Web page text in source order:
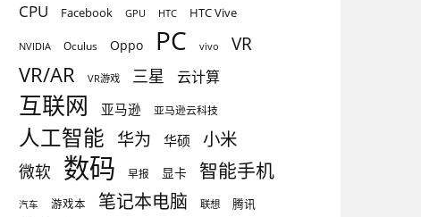
CPU Facebook GPU HTC HTC Vive
NVIDIA Oculus Oppo PC vivo VR
VR/AR VR游戏 三星 云计算
互联网 亚马逊 亚马逊云科技
人工智能 华为 华硕 小米
微软 数码 早报 显卡 智能手机
汽车 游戏本 笔记本电脑 联想 腾讯